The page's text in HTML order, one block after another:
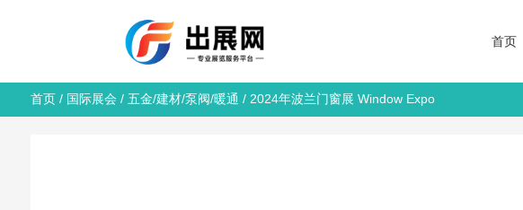
首页
首页/ 国际展会 / 五金/建材/泵阀/暖通 / 2024年波兰门窗展 Window Expo